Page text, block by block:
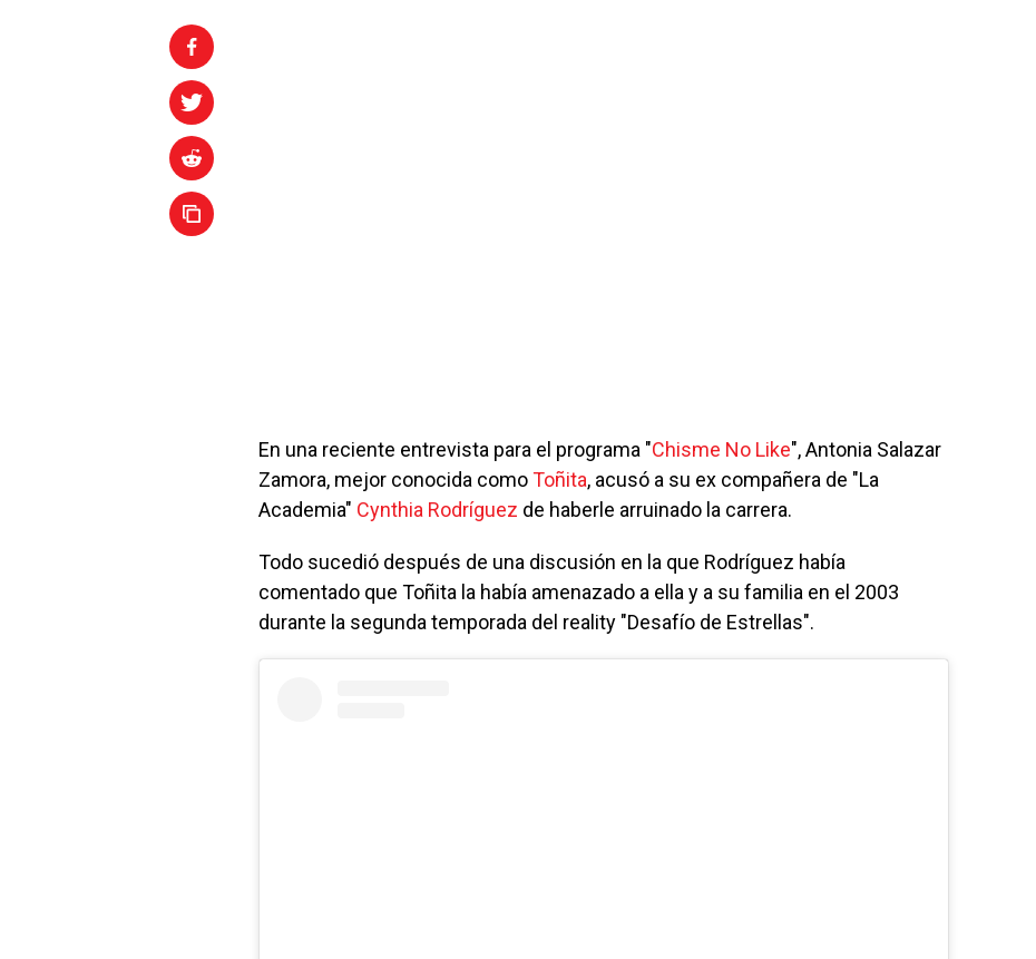
En una reciente entrevista para el programa "Chisme No Like", Antonia Salazar
Zamora, mejor conocida comoToñita, acusó a su ex compañera de "La
Academia" Cynthia Rodríguez de haberle arruinado la carrera.
Todo sucedió después de una discusión en la que Rodríguez había
comentado que Toñita la había amenazado a ella y a su familia en el 2003
durante la segunda temporada del reality "Desafío de Estrellas".